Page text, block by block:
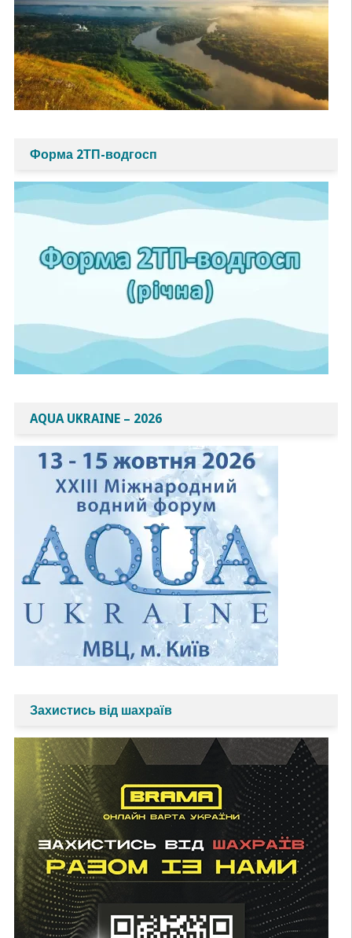
Форма 2ТП-водгосп
AQUA UKRAINE – 2026
Захистись від шахраїв